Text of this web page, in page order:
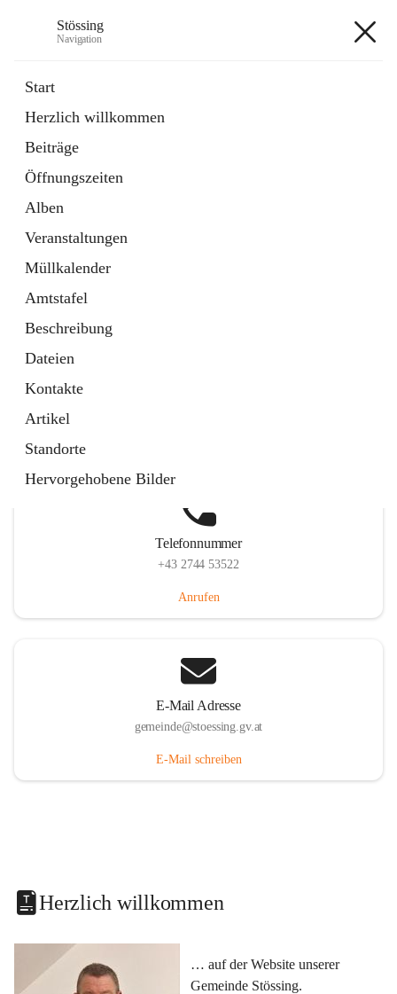
Stössing
Navigation
Start
Herzlich willkommen
Beiträge
Öffnungszeiten
Alben
Veranstaltungen
Müllkalender
Amtstafel
Beschreibung
Dateien
Kontakte
Artikel
Standorte
Hervorgehobene Bilder
Datei
in
Tab
Kindergarten
öffnet
in
neuem
Tab
Telefonnummer
+43 2744 53522
Anrufen
E-Mail Adresse
gemeinde@stoessing.gv.at
E-Mail schreiben
Herzlich willkommen
… auf der Website unserer
Gemeinde Stössing.